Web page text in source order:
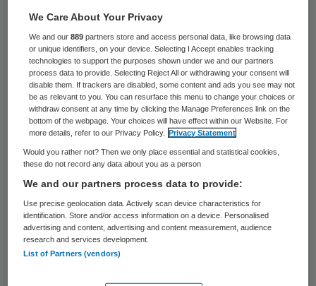
mobiele unit ingezet voor het maken van
MRI-scans. In de bus vinden de komende 4
maanden de MRI-onderzoeken plaats.
Dat meldt het Leids Universitair Medisch
Centrum (LUMC)op haar website.
Toenemende vraag
Het is een tijdelijke oplossing om te voldoen
aan de toenemende vraag naar MRI’s.
Volgend jaar komt er een extra MRI-
scanner in het LUMC te staan om aan de
We Care About Your Privacy
We and our889 partners store and access personal data, like browsing data
or unique identifiers, on your device. Selecting I Accept enables tracking
technologies to support the purposes shown under we and our partners
process data to provide. Selecting Reject All or withdrawing your consent will
disable them. If trackers are disabled, some content and ads you see may not
be as relevant to you. You can resurface this menu to change your choices or
withdraw consent at any time by clicking the Manage Preferences link on the
bottom of the webpage. Your choices will have effect within our Website. For
more details, refer to our Privacy Policy.
Privacy Statement
Would you rather not? Then we only place essential and statistical cookies,
these do not record any data about you as a person
We and our partners process data to provide:
Use precise geolocation data. Actively scan device characteristics for
identification. Store and/or access information on a device. Personalised
advertising and content, advertising and content measurement, audience
research and services development.
List of Partners (vendors)